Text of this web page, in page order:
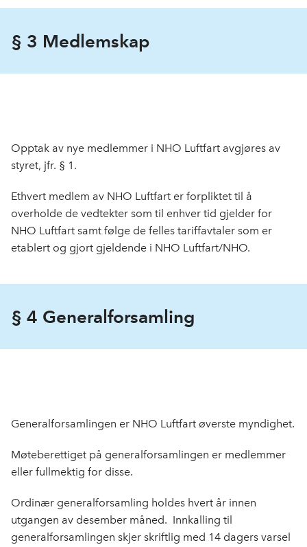
§ 3 Medlemskap
Opptak av nye medlemmer i NHO Luftfart avgjøres av
styret, jfr. § 1.
Ethvert medlem av NHO Luftfart er forpliktet til å
overholde de vedtekter som til enhver tid gjelder for
NHO Luftfart samt følge de felles tariffavtaler som er
etablert og gjort gjeldende i NHO Luftfart/NHO.
§ 4 Generalforsamling
Generalforsamlingen er NHO Luftfart øverste myndighet.
Møteberettiget på generalforsaml­ingen er medlemmer
eller fullmektig for disse.
Ordinær generalforsamling holdes hvert år innen
utgangen av desember måned. Innkalling til
generalforsamlingen skjer skrift­lig med 14 dagers varsel